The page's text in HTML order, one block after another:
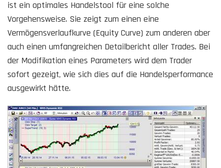
ist ein optimales Handelstool für eine solche
Vorgehensweise. Sie zeigt zum einen eine
Vermögensverlaufkurve (Equity Curve) zum anderen aber
auch einen umfangreichen Detailbericht aller Trades. Bei
der Modifikation eines Parameters wird dem Trader
sofort gezeigt, wie sich dies auf die Handelsperformance
ausgewirkt hätte.